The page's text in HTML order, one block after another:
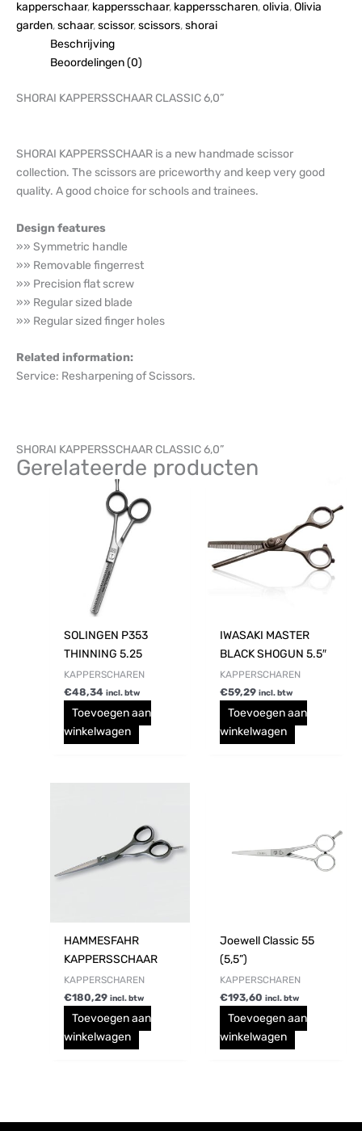
kapperschaar, kappersschaar, kappersscharen,olivia,Olivia
garden,schaar,scissor,scissors,shorai
Beschrijving
Beoordelingen (0)
SHORAI KAPPERSSCHAAR CLASSIC 6,0”
SHORAI KAPPERSSCHAAR is a new handmade scissor
collection. The scissors are priceworthy and keep very good
quality. A good choice for schools and trainees.
Design features
»» Symmetric handle
»» Removable fingerrest
»» Precision flat screw
»» Regular sized blade
»» Regular sized finger holes
Related information:
Service: Resharpening of Scissors.
SHORAI KAPPERSSCHAAR CLASSIC 6,0”
Gerelateerde producten
SOLINGEN P353
THINNING 5.25
KAPPERSCHAREN
€48,34 incl. btw
Toevoegen aan
winkelwagen
IWASAKI MASTER
BLACK SHOGUN 5.5″
KAPPERSCHAREN
€59,29 incl. btw
Toevoegen aan
winkelwagen
HAMMESFAHR
KAPPERSSCHAAR
KAPPERSCHAREN
€180,29 incl. btw
Toevoegen aan
winkelwagen
Joewell Classic 55
(5,5”)
KAPPERSCHAREN
€193,60 incl. btw
Toevoegen aan
winkelwagen